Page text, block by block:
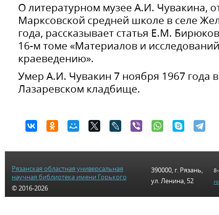
О литературном музее А.И. Чувакина,
Марксовской средней школе в селе
года, рассказывает статья Е.М.
16-м томе «Материалов и
краеведению».
Умер А.И. Чувакин 7 ноября 1967 года
Лазаревском кладбище.
Рязанская областная универсальная
научная библиотека имени Горького
© 2016-2026
390000, г. Рязань,
ул. Ленина, 52